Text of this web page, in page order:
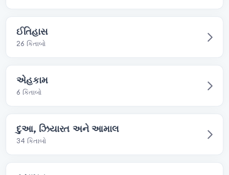
ઈતિહાસ
26 કિતાબો
એહકામ
6 કિતાબો
દુઆ, ઝિયારત અને આમાલ
34 કિતાબો